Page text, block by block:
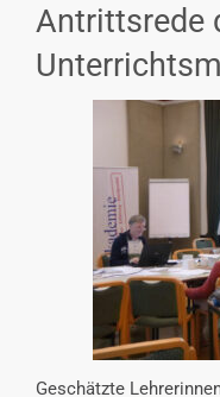
NEWS
VERANSTALTUNGEN
KONTAKT
Antrittsrede
Geschätzte